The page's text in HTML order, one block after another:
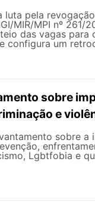
luta pela
MIR/MPI nº 261/
das vagas para
configura um
sobre
e
sobre a
Lgbtfobia e